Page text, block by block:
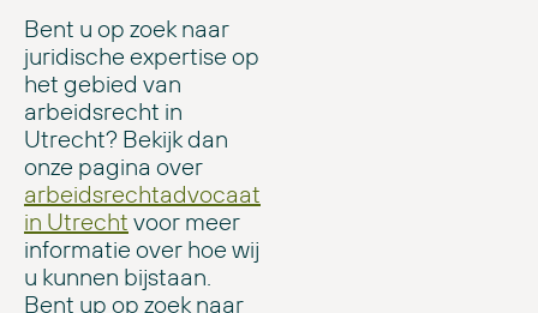
Bent u op zoek naar
juridische expertise op
het gebied van
arbeidsrecht in
Utrecht? Bekijk dan
onze pagina over
arbeidsrechtadvocaat
in Utrecht voor meer
informatie over hoe wij
u kunnen bijstaan.
Bent up op zoek naar